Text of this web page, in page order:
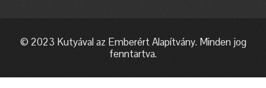
© 2023 Kutyával az Emberért Alapítvány. Minden jog
fenntartva.